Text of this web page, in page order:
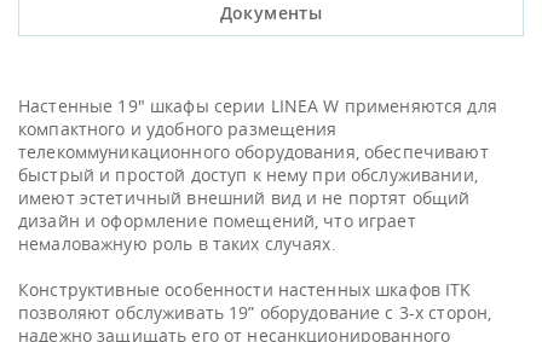
Документы
Настенные 19" шкафы серии LINEA W применяются для
компактного и удобного размещения
телекоммуникационного оборудования, обеспечивают
быстрый и простой доступ к нему при обслуживании,
имеют эстетичный внешний вид и не портят общий
дизайн и оформление помещений, что играет
немаловажную роль в таких случаях.
Конструктивные особенности настенных шкафов ITK
позволяют обслуживать 19” оборудование с 3-х сторон,
надежно защищать его от несанкционированного